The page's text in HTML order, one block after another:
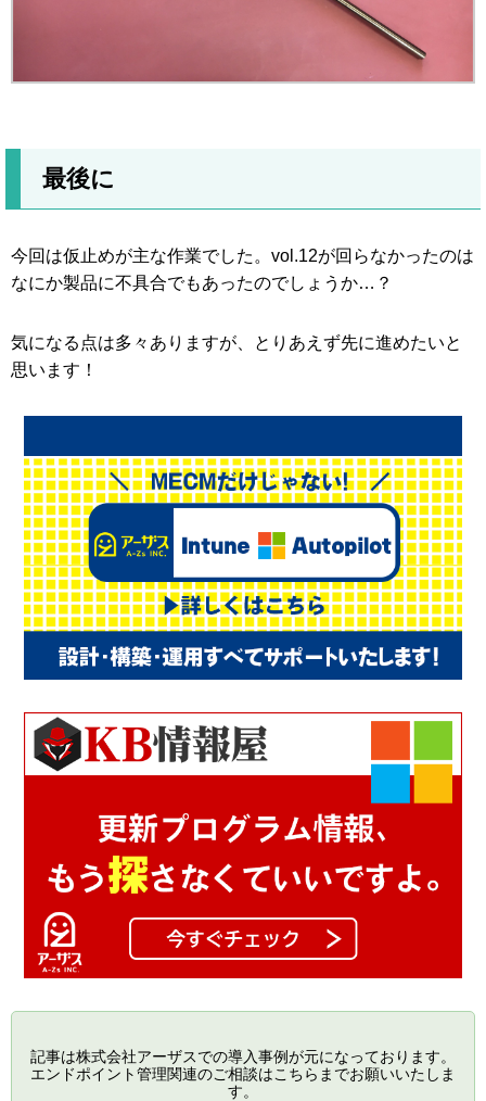
最後に
今回は仮止めが主な作業でした。vol.12が回らなかったのは
なにか製品に不具合でもあったのでしょうか…？
気になる点は多々ありますが、とりあえず先に進めたいと
思います！
記事は株式会社アーザスでの導入事例が元になっております。
エンドポイント管理関連のご相談はこちらまでお願いいたしま
す。